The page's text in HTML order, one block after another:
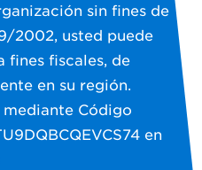
sin fines de
2002, usted puede
fines fiscales, de
en su región.
Código
en